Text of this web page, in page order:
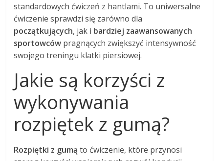
standardowych ćwiczeń z hantlami. To uniwersalne
ćwiczenie sprawdzi się zarówno dla
początkujących, jak i bardziej zaawansowanych
sportowców pragnących zwiększyć intensywność
swojego treningu klatki piersiowej.
Jakie są korzyści z
wykonywania
rozpiętek z gumą?
Rozpiętki z gumą to ćwiczenie, które przynosi